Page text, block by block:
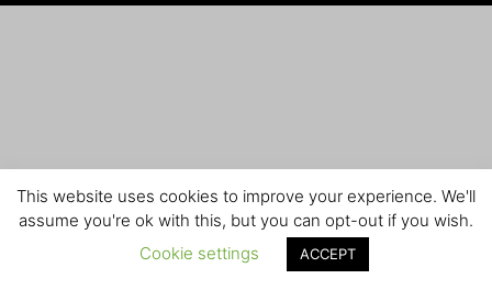
This website uses cookies to improve your experience. We'll
assume you're ok with this, but you can opt-out if you wish.
Cookie settings
ACCEPT